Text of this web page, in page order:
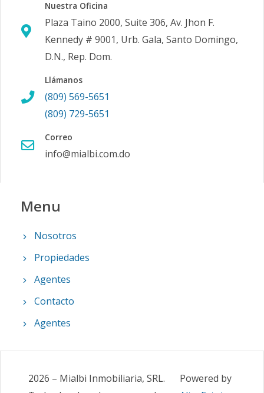
Nuestra Oficina
Plaza Taino 2000, Suite 306, Av. Jhon F.
Kennedy # 9001, Urb. Gala, Santo Domingo,
D.N., Rep. Dom.
Llámanos
(809) 569-5651
(809) 729-5651
Correo
info@mialbi.com.do
Menu
Nosotros
Propiedades
Agentes
Contacto
Agentes
2026 – Mialbi Inmobiliaria, SRL.
Powered by